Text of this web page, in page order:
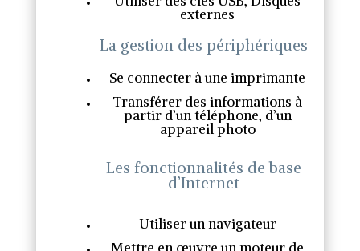
externes
La gestion des périphériques
Se connecter à une imprimante
Transférer des informations à
partir d’un téléphone, d’un
appareil photo
Les fonctionnalités de base
d’Internet
Utiliser un navigateur